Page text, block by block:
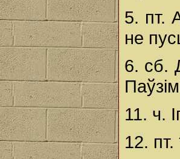
5. пт.
не
6. сб.
11. ч.
12.